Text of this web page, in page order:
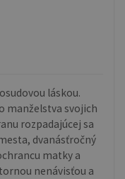
láskou.
manželstva svojich
rozpadajúcej sa
dvanásťročný
matky a
nenávisťou a